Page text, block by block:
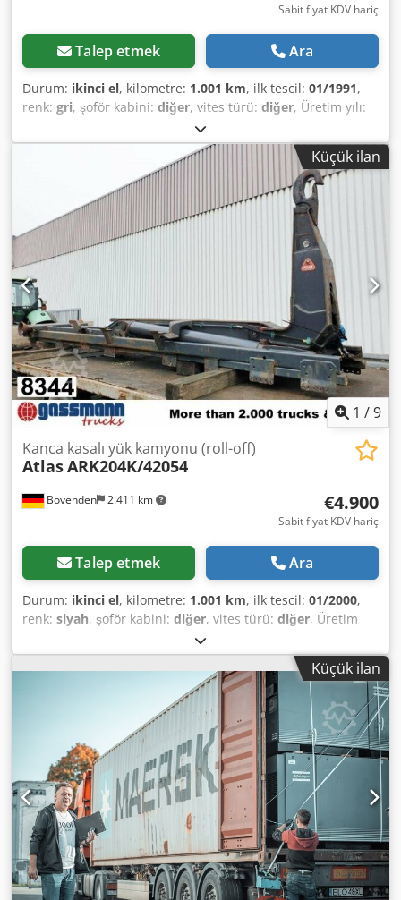
Sabit fiyat KDV hariç
Talep etmek Ara
Durum: ikinci el, kilometre: 1.001 km, ilk tescil: 01/1991,
renk: gri, şoför kabini: diğer, vites türü: diğer, Üretim yılı:
, Vehicle location: Bovenden, container locking, rear
support Body: Hook-liftable Atlas skip loader on Roland
roll-off frame (year of manufacture: 1994) Dcedpfop N
Apasx Adysk ACCESSORY INFORMATION WITHOUT
GUARANTEE, Subject to changes, prior sale and errors
excepted!
Küçük ilan
1 /9
Bovenden 2.411 km
Kanca kasalı yük kamyonu (roll-off)
AtlasARK204K/42054
€4.900
Sabit fiyat KDV hariç
Talep etmek Ara
Durum: ikinci el, kilometre: 1.001 km, ilk tescil: 01/2000,
renk: siyah, şoför kabini: diğer, vites türü: diğer, Üretim
, Vehicle location: Bovenden, container locking
system Dodpfx Adei Rl Tvsyeck Body: Atlas hooklift system
with articulation hook for containers up to 6m, dismantled
from Daimler-Benz Actros 3340 6x6, wheelbase: 4200mm!
ACCESSORY DETAILS WITHOUT GUARANTEE, subject to
change, prior sale and errors excepted!
Küçük ilan